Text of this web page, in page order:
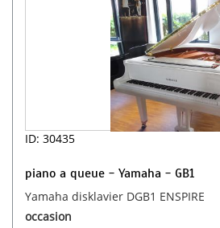
ID: 30435
piano a queue - Yamaha - GB1
Yamaha disklavier DGB1 ENSPIRE
occasion